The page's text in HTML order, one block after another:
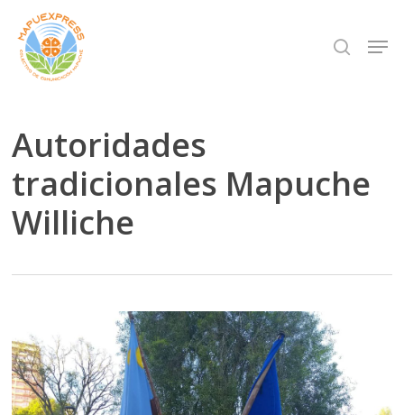
Skip
main
search
Autoridades
tradicionales Mapuche
Williche
Close